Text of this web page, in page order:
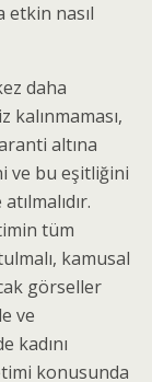
etkin nasıl
daha
kalınmaması,
altına
ve bu eşitliğini
tüm
kamusal
görseller
ve
kadını
konusunda